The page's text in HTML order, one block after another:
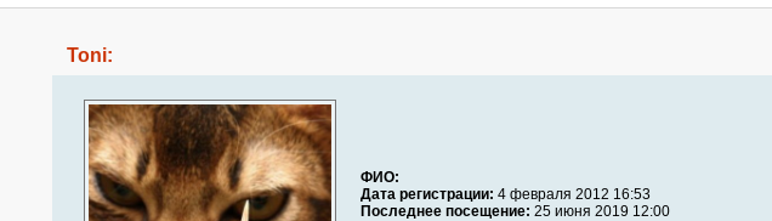
Toni:
ФИО:
Дата регистрации: 4 февраля 2012 16:53
Последнее посещение: 25 июня 2019 12:00